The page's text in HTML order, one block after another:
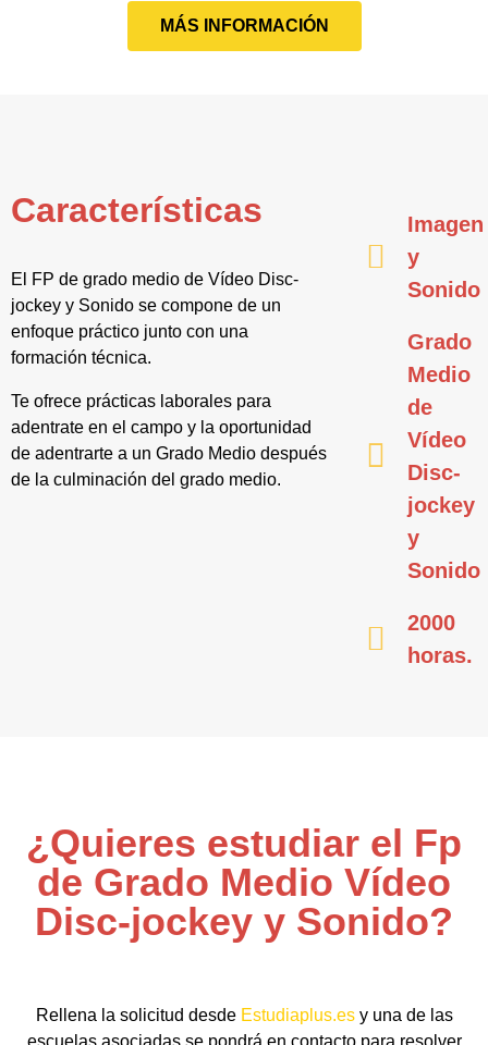
MÁS INFORMACIÓN
Características
El FP de grado medio de Vídeo Disc-
jockey y Sonido se compone de un
enfoque práctico junto con una
formación técnica.
Te ofrece prácticas laborales para
adentrate en el campo y la oportunidad
de adentrarte a un Grado Medio después
de la culminación del grado medio.
Imagen
y
Sonido
Grado
Medio
de
Vídeo
Disc-
jockey
y
Sonido
2000
horas.
¿Quieres estudiar el Fp
de Grado Medio Vídeo
Disc-jockey y Sonido?
Rellena la solicitud desde Estudiaplus.esy una de las
escuelas asociadas se pondrá en contacto para resolver